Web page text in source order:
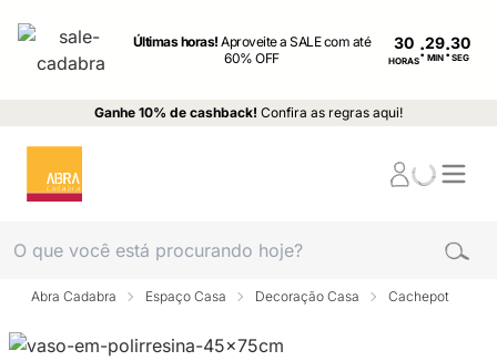
Últimas horas!Aproveite a SALE com até
60% OFF
30
HORAS: MIN : SEG
Ganhe 10% de cashback! Confira as regras aqui!
Abra Cadabra Espaço Casa Decoração Casa Cachepot